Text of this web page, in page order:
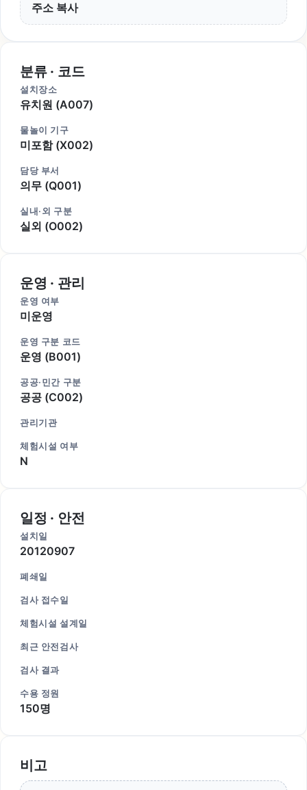
주소 복사
분류 · 코드
설치장소
유치원 (A007)
물놀이 기구
미포함 (X002)
담당 부서
의무 (Q001)
실내·외 구분
실외 (O002)
운영 · 관리
운영 여부
미운영
운영 구분 코드
운영 (B001)
공공·민간 구분
공공 (C002)
관리기관
체험시설 여부
N
일정 · 안전
설치일
20120907
폐쇄일
검사 접수일
체험시설 설계일
최근 안전검사
검사 결과
수용 정원
150명
비고